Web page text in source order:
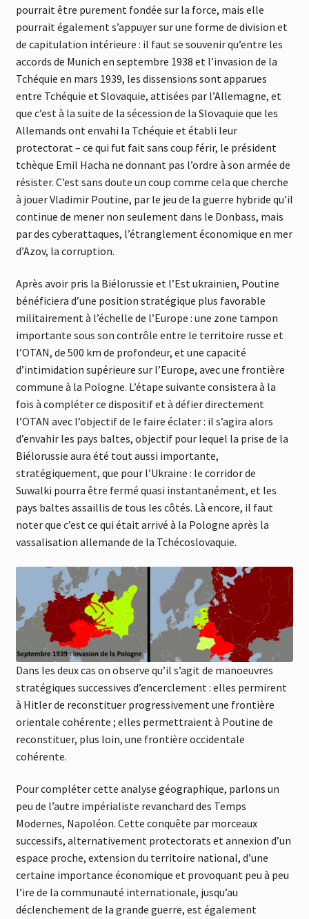
pourrait être purement fondée sur la force, mais elle
pourrait également s’appuyer sur une forme de division et
de capitulation intérieure : il faut se souvenir qu’entre les
accords de Munich en septembre 1938 et l’invasion de la
Tchéquie en mars 1939, les dissensions sont apparues
entre Tchéquie et Slovaquie, attisées par l’Allemagne, et
que c’est à la suite de la sécession de la Slovaquie que les
Allemands ont envahi la Tchéquie et établi leur
protectorat – ce qui fut fait sans coup férir, le président
tchèque Emil Hacha ne donnant pas l’ordre à son armée de
résister. C’est sans doute un coup comme cela que cherche
à jouer Vladimir Poutine, par le jeu de la guerre hybride qu’il
continue de mener non seulement dans le Donbass, mais
par des cyberattaques, l’étranglement économique en mer
d’Azov, la corruption.
Après avoir pris la Biélorussie et l’Est ukrainien, Poutine
bénéficiera d’une position stratégique plus favorable
militairement à l’échelle de l’Europe : une zone tampon
importante sous son contrôle entre le territoire russe et
l’OTAN, de 500 km de profondeur, et une capacité
d’intimidation supérieure sur l’Europe, avec une frontière
commune à la Pologne. L’étape suivante consistera à la
fois à compléter ce dispositif et à défier directement
l’OTAN avec l’objectif de le faire éclater : il s’agira alors
d’envahir les pays baltes, objectif pour lequel la prise de la
Biélorussie aura été tout aussi importante,
stratégiquement, que pour l’Ukraine : le corridor de
Suwalki pourra être fermé quasi instantanément, et les
pays baltes assaillis de tous les côtés. Là encore, il faut
noter que c’est ce qui était arrivé à la Pologne après la
vassalisation allemande de la Tchécoslovaquie.
Dans les deux cas on observe qu’il s’agit de manoeuvres
stratégiques successives d’encerclement : elles permirent
à Hitler de reconstituer progressivement une frontière
orientale cohérente ; elles permettraient à Poutine de
reconstituer, plus loin, une frontière occidentale
cohérente.
Pour compléter cette analyse géographique, parlons un
peu de l’autre impérialiste revanchard des Temps
Modernes, Napoléon. Cette conquête par morceaux
successifs, alternativement protectorats et annexion d’un
espace proche, extension du territoire national, d’une
certaine importance économique et provoquant peu à peu
l’ire de la communauté internationale, jusqu’au
déclenchement de la grande guerre, est également